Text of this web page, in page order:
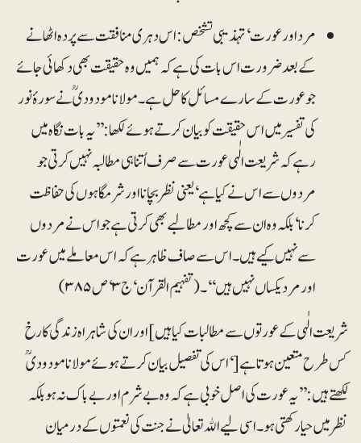
مرد اور عورت‘ تہذیبی تشخص: اس دہری منافقت سے پردہ اٹھانے
کے بعد ضرورت اس بات کی ہے کہ ہمیں وہ حقیقت بھی دکھائی جائے
جو عورت کے سارے مسائل کا حل ہے۔ مولانا مودودیؒ نے سورۂ نور
کی تفسیر میں اس حقیقت کو بیان کرتے ہوئے لکھا: ’’یہ بات نگاہ میں
رہے کہ شریعت الٰہی عورت سے صرف اُتنا ہی مطالبہ نہیں کرتی جو
مردوں سے اس نے کیا ہے‘ یعنی نظر بچانا اور شرمگاہوں کی حفاظت
کرنا‘ بلکہ وہ ان سے کچھ اور مطالبے بھی کرتی ہے جو اس نے مردوں
سے نہیں کیے ہیں۔ اس سے صاف ظاہر ہے کہ اس معاملے میں عورت
اور مردیکساں نہیں ہیں‘‘۔ (تفہیم القرآن ‘ ج ۳‘ ص ۳۸۵)
شریعت الٰہی کے عورتوں سے مطالبات کیا ہیں] اور ان کی شاہراہ زندگی کا رخ
کس طرح متعین ہوتا ہے[‘ اس کی تفصیل بیان کرتے ہوئے مولانا مودودیؒ
لکھتے ہیں: ’’یہ عورت کی اصل خوبی ہے کہ وہ بے شرم اور بے باک نہ ہو بلکہ
نظر میں حیا رکھتی ہو۔ اسی لیے اﷲ تعالیٰ نے جنت کی نعمتوں کے درمیان